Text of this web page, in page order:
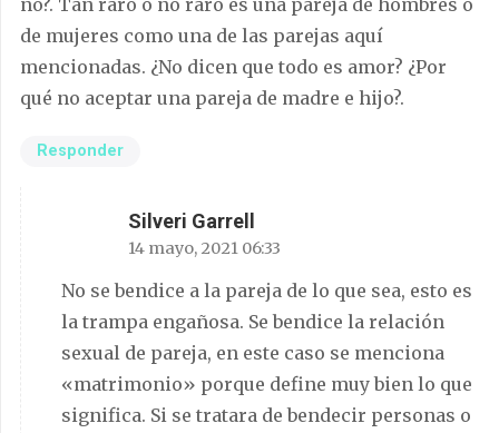
no?. Tan raro o no raro es una pareja de hombres o
de mujeres como una de las parejas aquí
mencionadas. ¿No dicen que todo es amor? ¿Por
qué no aceptar una pareja de madre e hijo?.
Responder
Silveri Garrell
14 mayo, 2021 06:33
No se bendice a la pareja de lo que sea, esto es
la trampa engañosa. Se bendice la relación
sexual de pareja, en este caso se menciona
«matrimonio» porque define muy bien lo que
significa. Si se tratara de bendecir personas o